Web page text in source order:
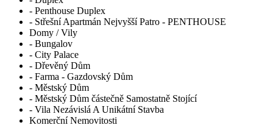
- Penthouse Duplex
- Střešní Apartmán Nejvyšší Patro - PENTHOUSE
Domy / Vily
- Bungalov
- City Palace
- Dřevěný Dům
- Farma - Gazdovský Dům
- Městský Dům
- Městský Dům částečně Samostatně Stojící
- Vila Nezávislá A Unikátní Stavba
Komerční Nemovitosti